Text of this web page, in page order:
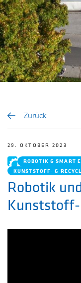
Zurück
29. OKTOBER 2023
ROBOTIK & SMART
KUNSTSTOFF- &
Robotik
Kunststoff-